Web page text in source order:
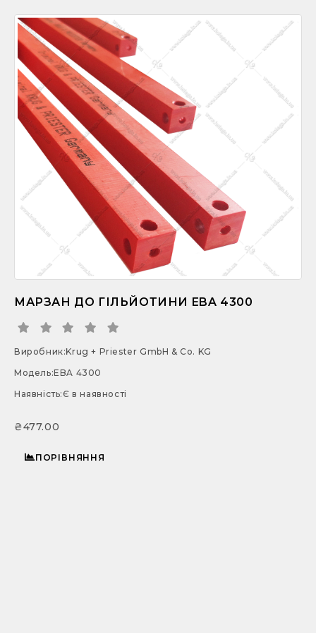
МАРЗАН ДО ГІЛЬЙОТИНИ EBA 4300
Виробник:Krug + Priester GmbH & Co. KG
Модель:EBA 4300
Наявність:Є в наявності
₴477.00
ПОРІВНЯННЯ